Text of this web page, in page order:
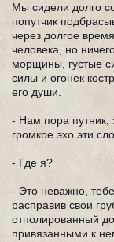
Мы сидели долго
попутчик
через долгое
человека, но
морщины, густые
силы и огонек
его души.
- Нам пора путник,
громкое эхо эти
- Где я?
- Это неважно,
расправив свои
отполированный
привязанными к